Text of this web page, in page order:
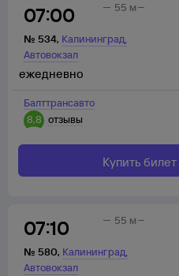
07:00
№ 534, Калининград,
Автовокзал
55 м
Балттрансавто
8,8 отзывы
ежедневно
Купить билет
07:10
№ 580, Калининград,
Автовокзал
55 м